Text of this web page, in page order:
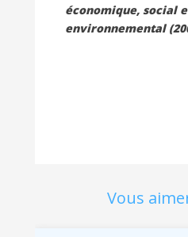
économique, social
environnemental
Vous